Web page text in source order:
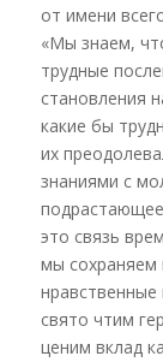
от имени
«Мы знаем,
трудные
становления
какие бы
их
знаниями с
это связь
мы сохраняем
свято чтим
ценим вклад